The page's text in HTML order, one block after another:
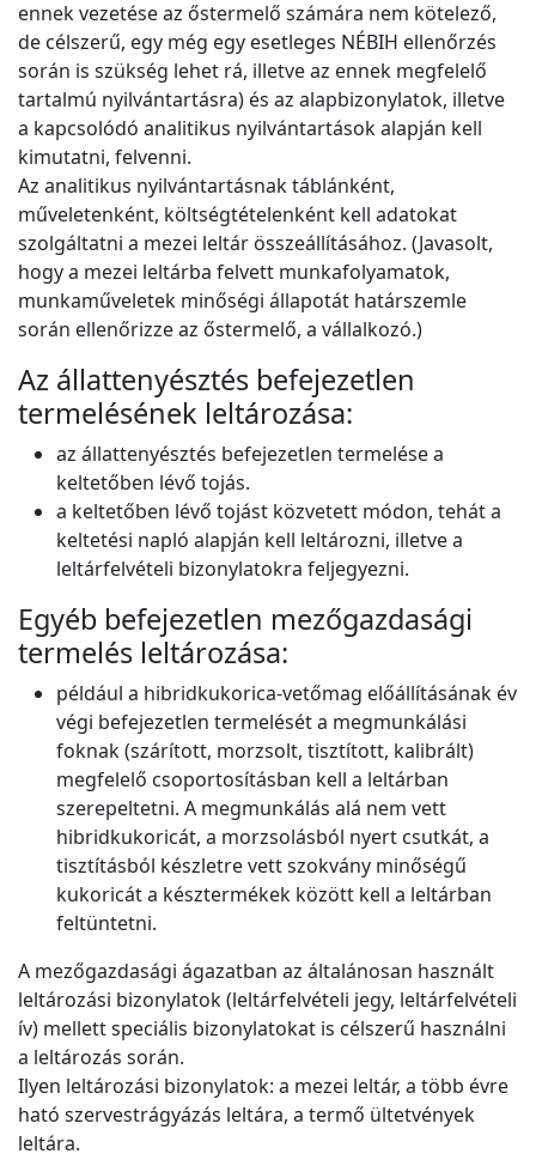
ennek vezetése az őstermelő számára nem kötelező,
de célszerű, egy még egy esetleges NÉBIH ellenőrzés
során is szükség lehet rá, illetve az ennek megfelelő
tartalmú nyilvántartásra) és az alapbizonylatok, illetve
a kapcsolódó analitikus nyilvántartások alapján kell
kimutatni, felvenni.
Az analitikus nyilvántartásnak táblánként,
műveletenként, költségtételenként kell adatokat
szolgáltatni a mezei leltár összeállításához. (Javasolt,
hogy a mezei leltárba felvett munkafolyamatok,
munkaműveletek minőségi állapotát határszemle
során ellenőrizze az őstermelő, a vállalkozó.)
Az állattenyésztés befejezetlen
termelésének leltározása:
az állattenyésztés befejezetlen termelése a
keltetőben lévő tojás.
a keltetőben lévő tojást közvetett módon, tehát a
keltetési napló alapján kell leltározni, illetve a
leltárfelvételi bizonylatokra feljegyezni.
Egyéb befejezetlen mezőgazdasági
termelés leltározása:
például a hibridkukorica-vetőmag előállításának év
végi befejezetlen termelését a megmunkálási
foknak (szárított, morzsolt, tisztított, kalibrált)
megfelelő csoportosításban kell a leltárban
szerepeltetni. A megmunkálás alá nem vett
hibridkukoricát, a morzsolásból nyert csutkát, a
tisztításból készletre vett szokvány minőségű
kukoricát a késztermékek között kell a leltárban
feltüntetni.
A mezőgazdasági ágazatban az általánosan használt
leltározási bizonylatok (leltárfelvételi jegy, leltárfelvételi
ív) mellett speciális bizonylatokat is célszerű használni
a leltározás során.
Ilyen leltározási bizonylatok: a mezei leltár, a több évre
ható szervestrágyázás leltára, a termő ültetvények
leltára.